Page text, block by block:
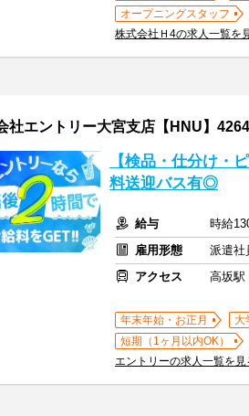
オープニングスタッフ
株式会社Ｈ4の求人一覧を
社エントリー大宮支店【HNU】
【検品・仕分け・
料送迎バス有◎
給与
時給
雇用形態
派遣社
アクセス
高坂駅
年末年始・お正月 大
短期（1ヶ月以内OK）
エントリーの求人一覧を見